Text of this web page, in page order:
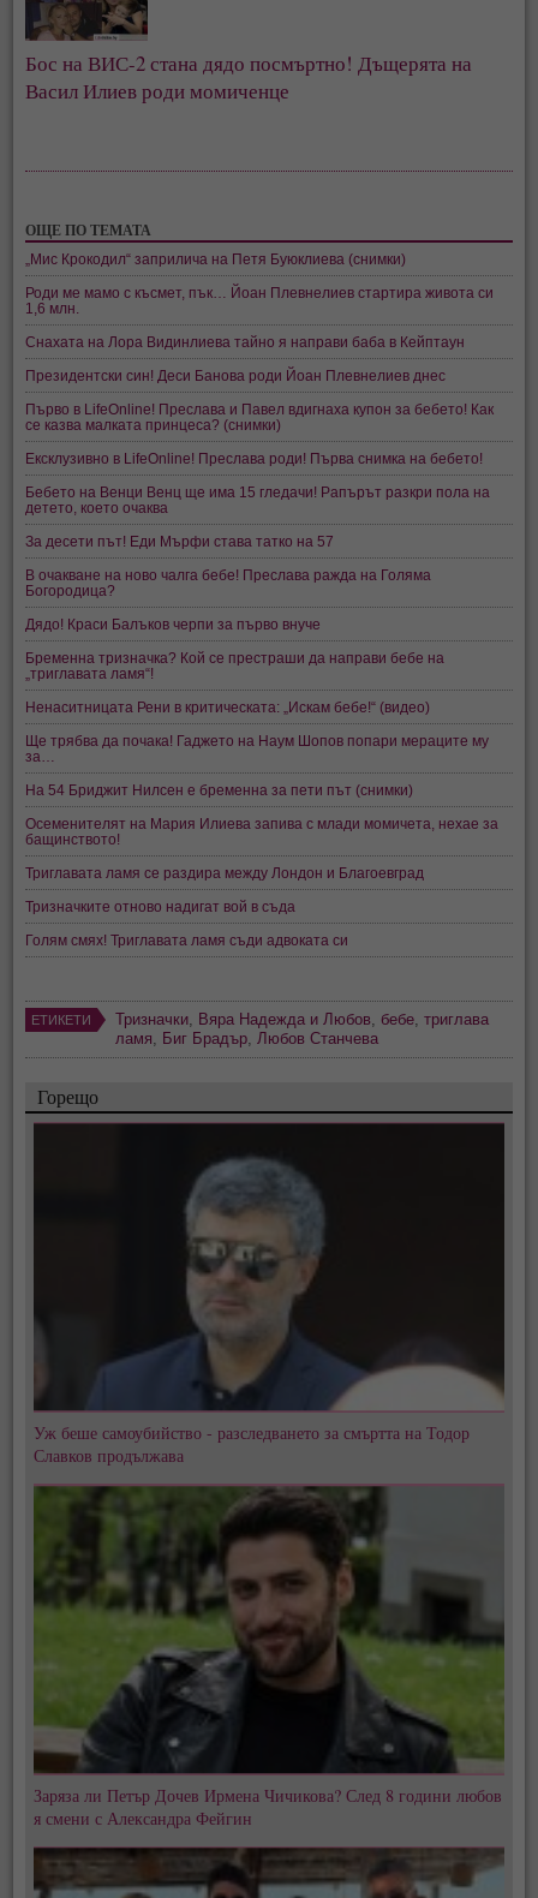
Бос на ВИС-2 стана дядо посмъртно! Дъщерята на
Васил Илиев роди момиченце
ОЩЕ ПО ТЕМАТА
„Мис Крокодил“ заприлича на Петя Буюклиева (снимки)
Роди ме мамо с късмет, пък… Йоан Плевнелиев стартира живота си
1,6 млн.
Снахата на Лора Видинлиева тайно я направи баба в Кейптаун
Президентски син! Деси Банова роди Йоан Плевнелиев днес
Първо в LifeOnline! Преслава и Павел вдигнаха купон за бебето! Как
се казва малката принцеса? (снимки)
Ексклузивно в LifeOnline! Преслава роди! Първа снимка на бебето!
Бебето на Венци Венц ще има 15 гледачи! Рапърът разкри пола на
детето, което очаква
За десети път! Еди Мърфи става татко на 57
В очакване на ново чалга бебе! Преслава ражда на Голяма
Богородица?
Дядо! Краси Балъков черпи за първо внуче
Бременна тризначка? Кой се престраши да направи бебе на
„триглавата ламя“!
Ненаситницата Рени в критическата: „Искам бебе!“ (видео)
Ще трябва да почака! Гаджето на Наум Шопов попари мераците му
за…
На 54 Бриджит Нилсен е бременна за пети път (снимки)
Осеменителят на Мария Илиева запива с млади момичета, нехае за
бащинството!
Триглавата ламя се раздира между Лондон и Благоевград
Тризначките отново надигат вой в съда
Голям смях! Триглавата ламя съди адвоката си
ЕТИКЕТИ Тризначки Вяра Надежда и Любов бебе ,триглава
ламя
Биг Брадър Любов Станчева
Горещо
Уж беше самоубийство - разследването за смъртта на Тодор
Славков продължава
Заряза ли Петър Дочев Ирмена Чичикова? След 8 години любов
я смени с Александра Фейгин